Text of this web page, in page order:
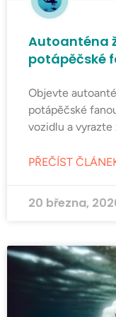
Autoanténa
potápěčské
Objevte
potápěčské
vozidlu a
PŘEČÍST
20 března,